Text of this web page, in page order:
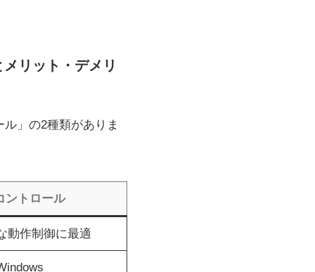
リット・デメリ
」の2種類がありま
ントロール
動作制御に最適